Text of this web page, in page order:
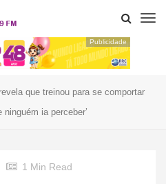
Publicidade
que treinou para se comportar
ia perceber’
1 Min Read